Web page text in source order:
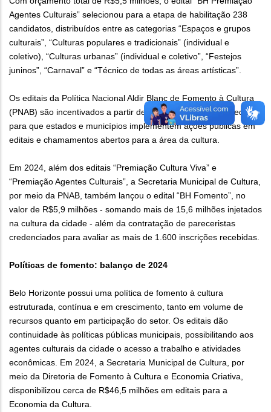
Agentes Culturais” selecionou para a etapa de habilitação 238
candidatos, distribuídos entre as categorias “Espaços e grupos
culturais”, “Culturas populares e tradicionais” (individual e
coletivo), “Culturas urbanas” (individual e coletivo”, “Festejos
juninos”, “Carnaval” e “Técnico de todas as áreas artísticas”.
Os editais da Política Nacional Aldir Blanc de Fomento à Cultura
(PNAB) são incentivados a partir de repasses do governo federal
para que estados e municípios implementem ações públicas em
editais e chamamentos abertos para a área da cultura.
Em 2024, além dos editais “Premiação Cultura Viva” e
“Premiação Agentes Culturais”, a Secretaria Municipal de Cultura,
por meio da PNAB, também lançou o edital “BH Fomento”, no
valor de R$5,9 milhões - somando mais de 15,6 milhões injetados
na cultura da cidade - além da contratação de pareceristas
credenciados para avaliar as mais de 1.600 inscrições recebidas.
Políticas de fomento: balanço de 2024
Belo Horizonte possui uma política de fomento à cultura
estruturada, contínua e em crescimento, tanto em volume de
recursos quanto em participação do setor. Os editais dão
continuidade às políticas públicas municipais, possibilitando aos
agentes culturais da cidade o acesso a trabalho e atividades
econômicas. Em 2024, a Secretaria Municipal de Cultura, por
meio da Diretoria de Fomento à Cultura e Economia Criativa,
disponibilizou cerca de R$46,5 milhões em editais para a
Economia da Cultura.